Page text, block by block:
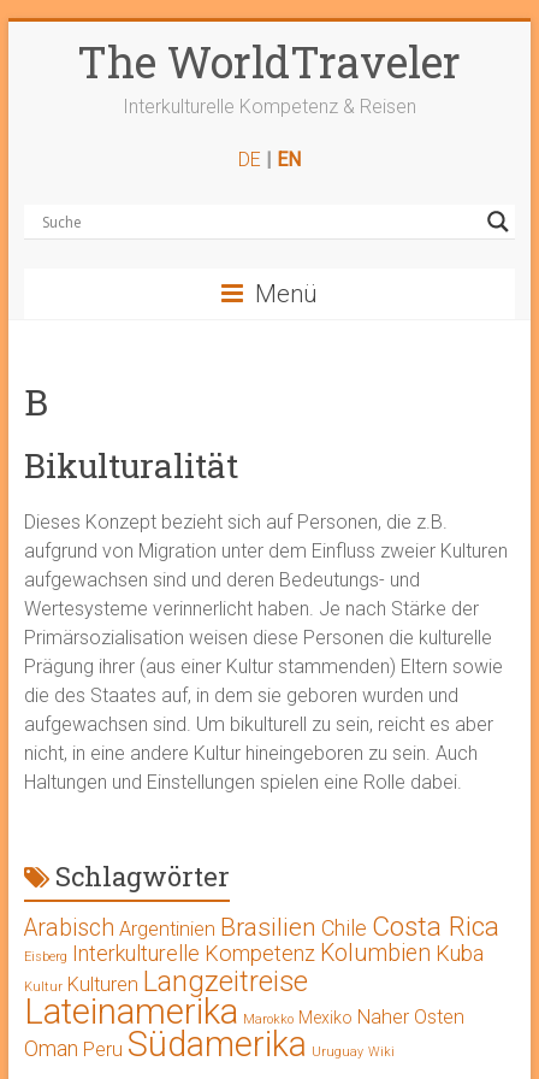
The WorldTraveler
Interkulturelle Kompetenz & Reisen
DE | EN
Menü
B
Bikulturalität
Dieses Konzept bezieht sich auf Personen, die z.B.
aufgrund von Migration unter dem Einfluss zweier Kulturen
aufgewachsen sind und deren Bedeutungs- und
Wertesysteme verinnerlicht haben. Je nach Stärke der
Primärsozialisation weisen diese Personen die kulturelle
Prägung ihrer (aus einer Kultur stammenden) Eltern sowie
die des Staates auf, in dem sie geboren wurden und
aufgewachsen sind. Um bikulturell zu sein, reicht es aber
nicht, in eine andere Kultur hineingeboren zu sein. Auch
Haltungen und Einstellungen spielen eine Rolle dabei.
Schlagwörter
Arabisch Argentinien Brasilien Chile Costa Rica
Eisberg Interkulturelle Kompetenz Kolumbien Kuba
Kultur Kulturen Langzeitreise
Lateinamerika Marokko Mexiko Naher Osten
Oman Peru Südamerika Uruguay Wiki